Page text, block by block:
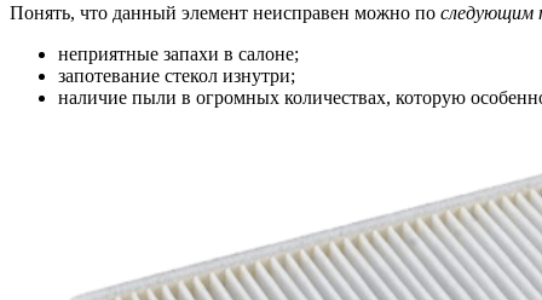
Понять, что данный элемент неисправен можно по следующим
неприятные запахи в салоне;
запотевание стекол изнутри;
наличие пыли в огромных количествах, которую